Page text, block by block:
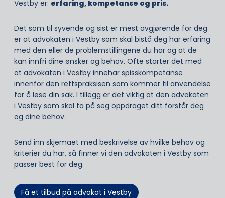
Vestby er: erfaring, kompetanse og pris.
Det som til syvende og sist er mest avgjørende for deg
er at advokaten i Vestby som skal bistå deg har erfaring
med den eller de problemstillingene du har og at de
kan innfri dine ønsker og behov. Ofte starter det med
at advokaten i Vestby innehar spisskompetanse
innenfor den rettspraksisen som kommer til anvendelse
for å løse din sak. I tillegg er det viktig at den advokaten
i Vestby som skal ta på seg oppdraget ditt forstår deg
og dine behov.
Send inn skjemaet med beskrivelse av hvilke behov og
kriterier du har, så finner vi den advokaten i Vestby som
passer best for deg.
Få et tilbud på advokat i Vestby